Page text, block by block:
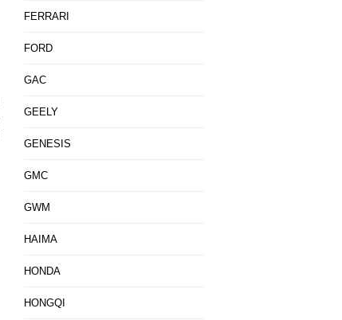
FERRARI
FORD
GAC
GEELY
GENESIS
GMC
GWM
HAIMA
HONDA
HONGQI